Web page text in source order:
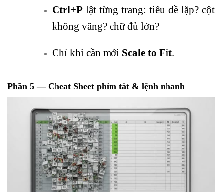
Ctrl+Plật từng trang: tiêu đề lặp? cột
không văng? chữ đủ lớn?
Chỉ khi cần mới Scale to Fit.
Phần 5 — Cheat Sheet phím tắt & lệnh nhanh